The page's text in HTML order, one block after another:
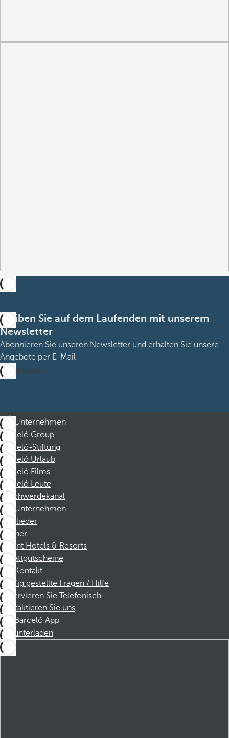
Bleiben Sie auf dem Laufenden mit unserem
Newsletter
Abonnieren Sie unseren Newsletter und erhalten Sie unsere
Angebote per E-Mail
Abonnieren
Unternehmen
Barceló Group
Barceló-Stiftung
Barceló Urlaub
Barceló Films
Barceló Leute
Beschwerdekanal
Unternehmen
Mitglieder
Partner
Dorint Hotels & Resorts
Rabattgutscheine
Kontakt
Häufig gestellte Fragen / Hilfe
Reservieren Sie Telefonisch
Kontaktieren Sie uns
Barceló App
Herunterladen